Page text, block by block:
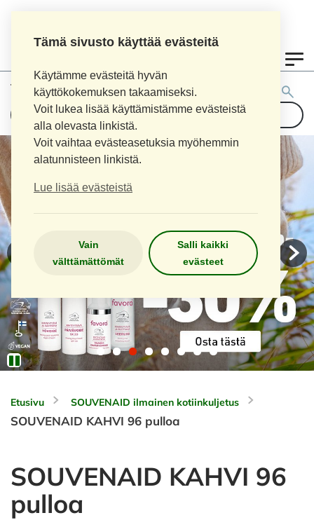
Tämä sivusto käyttää evästeitä
Käytämme evästeitä hyvän
käyttökokemuksen takaamiseksi.
Voit lukea lisää käyttämistämme evästeistä
alla olevasta linkistä.
Voit vaihtaa evästeasetuksia myöhemmin
alatunnisteen linkistä.
Lue lisää evästeistä
Vain
välttämättömät
Salli kaikki
evästeet
Tuotehaku:
Etusivu SOUVENAID ilmainen kotiinkuljetus
SOUVENAID KAHVI 96 pulloa
SOUVENAID KAHVI 96
pulloa